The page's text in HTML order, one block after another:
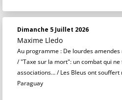
Dimanche 5 Juillet 2026
Maxime Lledo
Au programme : De lourdes
/ "Taxe sur la mort": un combat qui
associations… / Les Bleus ont
Paraguay